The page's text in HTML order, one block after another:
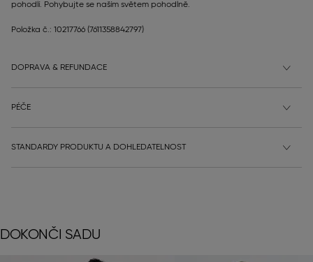
pohodlí. Pohybujte se naším světem pohodlně.
Položka č.: 10217766 (7611358842797)
DOPRAVA & REFUNDACE
PÉČE
STANDARDY PRODUKTU A DOHLEDATELNOST
DOKONČI SADU